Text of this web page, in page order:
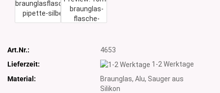
Art.Nr.:
4653
Lieferzeit:
1-2 Werktage
Material:
Braunglas, Alu, Sauger aus
Silikon